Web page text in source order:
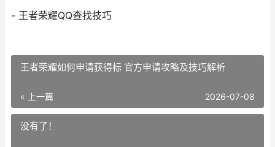
- 王者荣耀QQ查找技巧
王者荣耀如何申请获得标 官方申请攻略及技巧解析
« 上一篇 2026-07-08
没有了！